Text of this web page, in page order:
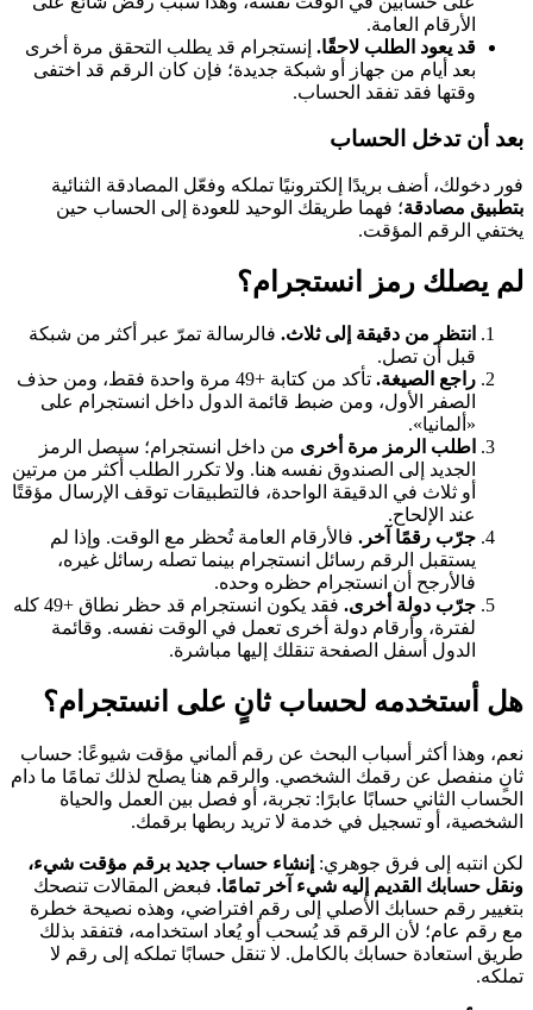
الأرقام العامة.
قد يعود الطلب لاحقًا. إنستجرام قد يطلب التحقق مرة أخرى
بعد أيام من جهاز أو شبكة جديدة؛ فإن كان الرقم قد اختفى
وقتها فقد تفقد الحساب.
بعد أن تدخل الحساب
فور دخولك، أضف بريدًا إلكترونيًا تملكه وفعّل المصادقة الثنائية
بتطبيق مصادقة؛ فهما طريقك الوحيد للعودة إلى الحساب حين
يختفي الرقم المؤقت.
لم يصلك رمز انستجرام؟
انتظر من دقيقة إلى ثلاث. فالرسالة تمرّ عبر أكثر من شبكة
قبل أن تصل.
راجع الصيغة.
تأكد من كتابة +49 مرة واحدة فقط، ومن حذف
الصفر الأول، ومن ضبط قائمة الدول داخل انستجرام على
«ألمانيا».
اطلب الرمز مرة أخرى من داخل انستجرام؛ سيصل الرمز
الجديد إلى الصندوق نفسه هنا. ولا تكرر الطلب أكثر من مرتين
أو ثلاث في الدقيقة الواحدة، فالتطبيقات توقف الإرسال مؤقتًا
عند الإلحاح.
جرّب رقمًا آخر. فالأرقام العامة تُحظر مع الوقت. وإذا لم
يستقبل الرقم رسائل انستجرام بينما تصله رسائل غيره،
فالأرجح أن انستجرام حظره وحده.
جرّب دولة أخرى.
فقد يكون انستجرام قد حظر نطاق +49 كله
لفترة، وأرقام دولة أخرى تعمل في الوقت نفسه. وقائمة
الدول أسفل الصفحة تنقلك إليها مباشرة.
هل أستخدمه لحساب ثانٍ على انستجرام؟
نعم، وهذا أكثر أسباب البحث عن رقم ألماني مؤقت شيوعًا: حساب
ثانٍ منفصل عن رقمك الشخصي. والرقم هنا يصلح لذلك تمامًا ما دام
الحساب الثاني حسابًا عابرًا: تجربة، أو فصل بين العمل والحياة
الشخصية، أو تسجيل في خدمة لا تريد ربطها برقمك.
لكن انتبه إلى فرق جوهري: إنشاء حساب جديد برقم مؤقت شيء،
ونقل حسابك القديم إليه شيء آخر تمامًا. فبعض المقالات تنصحك
بتغيير رقم حسابك الأصلي إلى رقم افتراضي، وهذه نصيحة خطرة
مع رقم عام؛ لأن الرقم قد يُسحب أو يُعاد استخدامه، فتفقد بذلك
طريق استعادة حسابك بالكامل. لا تنقل حسابًا تملكه إلى رقم لا
تملكه.